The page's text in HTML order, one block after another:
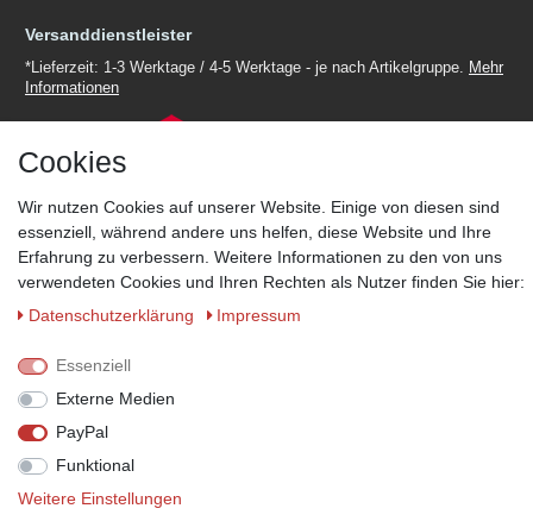
Versanddienstleister
*Lieferzeit: 1-3 Werktage / 4-5 Werktage - je nach Artikelgruppe. Mehr
Informationen
Zahlungsmöglichkeiten
Wir behalten uns das Recht vor im Einzelfall bestimmte
Zahlungsarten auszuschließen.Mehr Informationen
© Copyright 2026 Marabella´s | Alle Rechte vorbehalten. | Grundpreise
siehe Artikeldetails.
Cookies
Wir nutzen Cookies auf unserer Website. Einige von diesen sind
essenziell, während andere uns helfen, diese Website und Ihre
Erfahrung zu verbessern. Weitere Informationen zu den von uns
verwendeten Cookies und Ihren Rechten als Nutzer finden Sie hier:
Daten­schutz­erklärung
Impressum
Essenziell
Externe Medien
PayPal
Funktional
Weitere Einstellungen